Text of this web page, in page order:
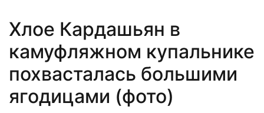
Хлое Кардашьян в
камуфляжном купальнике
похвасталась большими
ягодицами (фото)